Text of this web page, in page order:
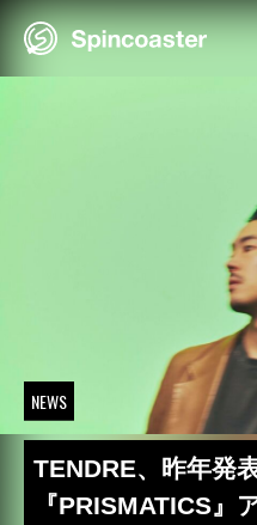
Skip
NEWS
TENDRE、昨年発
『PRISMATICS